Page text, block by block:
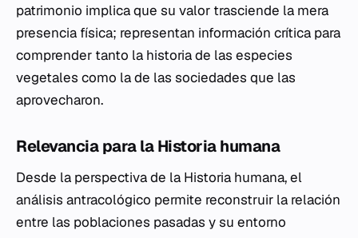
patrimonio implica que su valor trasciende la mera
presencia física; representan información crítica para
comprender tanto la historia de las especies
vegetales como la de las sociedades que las
aprovecharon.
Relevancia para la Historia humana
Desde la perspectiva de la Historia humana, el
análisis antracológico permite reconstruir la relación
entre las poblaciones pasadas y su entorno